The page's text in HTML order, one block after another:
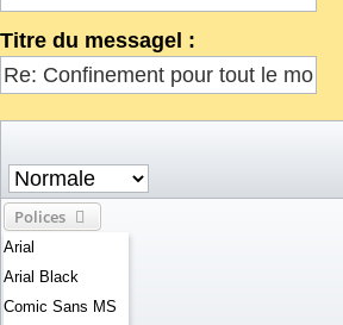
Titre du messagel :
Polices
Arial
Arial Black
Comic Sans MS